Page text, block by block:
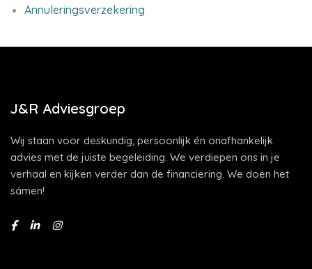
Annuleringsverzekering
J&R Adviesgroep
Wij staan voor deskundig, persoonlijk én onafhankelijk
advies met de juiste begeleiding. We verdiepen ons in je
verhaal en kijken verder dan de financiering. We doen het
sámen!